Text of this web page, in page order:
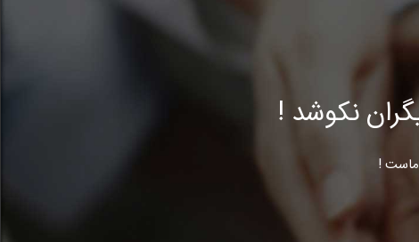
نکوشد !
ماست !